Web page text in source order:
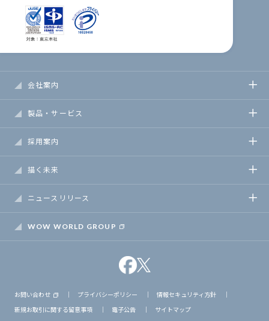
会社案内
製品・サービス
採用案内
描く未来
ニュースリリース
WOW WORLD GROUP
お問い合わせ プライバシーポリシー 情報セキュリティ方針
新規お取引に関する留意事項 電子公告 サイトマップ